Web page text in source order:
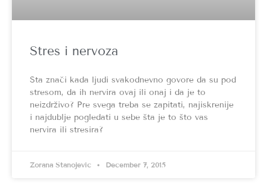
Stres i nervoza
Šta znači kada ljudi svakodnevno govore da su pod
stresom, da ih nervira ovaj ili onaj i da je to
neizdrživo? Pre svega treba se zapitati, najiskrenije
i najdublje pogledati u sebe šta je to što vas
nervira ili stresira?
Zorana Stanojević December 7, 2015